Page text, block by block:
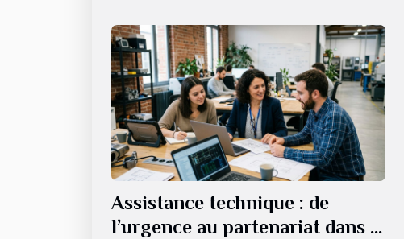
Assistance technique : de
l’urgence au partenariat dans la